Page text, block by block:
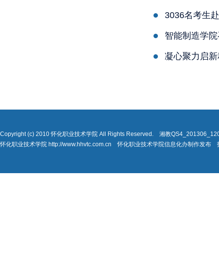
3036名考生
智能制造学
凝心聚力启
Copyright (c) 2010 怀化职业技术学院 All Rights Reserved. 湘教
怀化职业技术学院 http://www.hhvtc.com.cn 怀化职业技术学院信息化办制作发布